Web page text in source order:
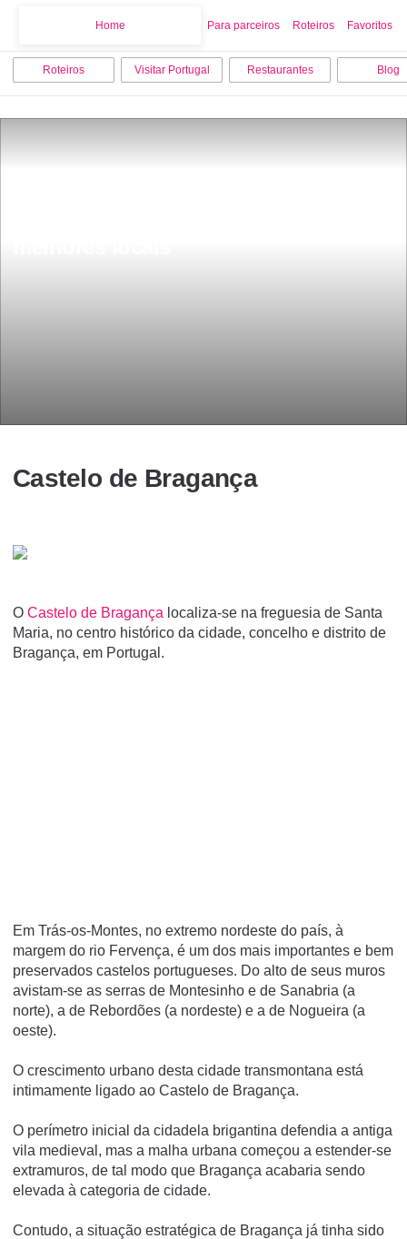
Home Para parceiros Roteiros Favoritos
Roteiros Visitar Portugal Restaurantes Blog
Castelo de Bragança
O Castelo de Bragança localiza-se na freguesia de Santa
Maria, no centro histórico da cidade, concelho e distrito de
Bragança, em Portugal.
Em Trás-os-Montes, no extremo nordeste do paí­s, à
margem do rio Fervença, é um dos mais importantes e bem
preservados castelos portugueses. Do alto de seus muros
avistam-se as serras de Montesinho e de Sanabria (a
norte), a de Rebordões (a nordeste) e a de Nogueira (a
oeste).
O crescimento urbano desta cidade transmontana está
intimamente ligado ao Castelo de Bragança.
O perímetro inicial da cidadela brigantina defendia a antiga
vila medieval, mas a malha urbana começou a estender-se
extramuros, de tal modo que Bragança acabaria sendo
elevada à categoria de cidade.
Contudo, a situação estratégica de Bragança já tinha sido